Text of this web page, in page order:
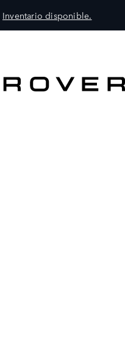
Inventario disponible.